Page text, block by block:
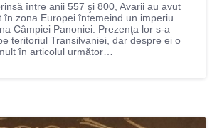
între anii 557 şi 800, Avarii au avut
în zona Europei întemeind un imperiu
Câmpiei Panoniei. Prezenţa lor s-a
teritoriul Transilvaniei, dar despre ei o
în articolul următor…